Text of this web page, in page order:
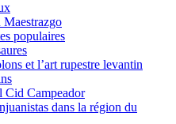
populaires
et l’art rupestre levantin
Cid Campeador
dans la région du